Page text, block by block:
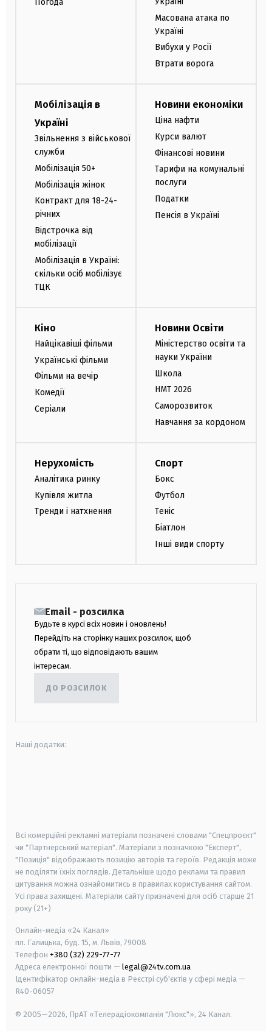
Погода
Масована атака по
Україні
Вибухи у Росії
Втрати ворога
Мобілізація в
Україні
Звільнення з військової
служби
Мобілізація 50+
Мобілізація жінок
Контракт для 18-24-
річних
Відстрочка від
мобілізації
Мобілізація в Україні:
скільки осіб мобілізує
ТЦК
Новини економіки
Ціна нафти
Курси валют
Фінансові новини
Тарифи на комунальні
послуги
Податки
Пенсія в Україні
Кіно
Найцікавіші фільми
Українські фільми
Фільми на вечір
Комедії
Серіали
Новини Освіти
Міністерство освіти та
науки України
Школа
НМТ 2026
Саморозвиток
Навчання за кордоном
Нерухомість
Аналітика ринку
Купівля житла
Тренди і натхнення
Спорт
Бокс
Футбол
Теніс
Біатлон
Інші види спорту
Email - розсилка
Будьте в курсі всіх новин і оновлень!
Перейдіть на сторінку наших розсилок, щоб
обрати ті, що відповідають вашим
інтересам.
ДО РОЗСИЛОК
Наші додатки:
Всі комерційні рекламні матеріали позначені словами "Спецпроєкт"
чи "Партнерський матеріал". Матеріали з позначкою "Експерт",
"Позиція" відображають позицію авторів та героїв. Редакція може
не поділяти їхніх поглядів. Детальніше щодо реклами та правил
цитування можна ознайомитись в правилах користування сайтом.
Усі права захищені. Матеріали сайту призначені для осіб старше 21
року (21+)
Онлайн-медіа «24 Канал»
пл. Галицька, буд. 15, м. Львів, 79008
Телефон +380 (32) 229-77-77
Адреса електронної пошти — legal@24tv.com.ua
Ідентифікатор онлайн-медіа в Реєстрі суб'єктів у сфері медіа —
R40-06057
© 2005—2026, ПрАТ «Телерадіокомпанія "Люкс"», 24 Канал.